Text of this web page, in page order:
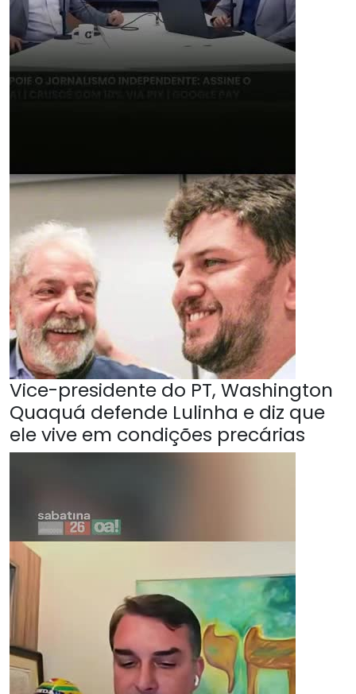
Vice-presidente do PT, Washington
Quaquá defende Lulinha e diz que
ele vive em condições precárias